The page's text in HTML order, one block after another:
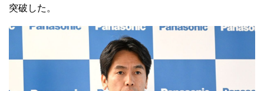
突破した。